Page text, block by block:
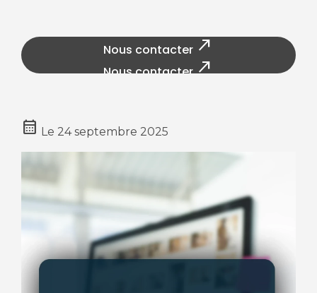
Nous contacter north_east
Nous contacternorth_east
calendar_month Le 24 septembre 2025